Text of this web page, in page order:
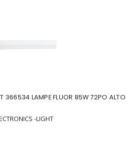
366534 LAMPE FLUOR 85W 72PO ALTO
-LIGHT